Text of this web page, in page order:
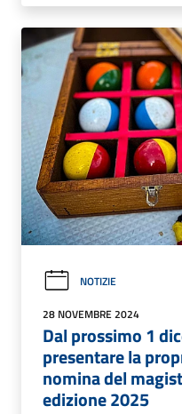
NOTIZIE
28 NOVEMBRE 2024
Dal prossimo 1
presentare la
nomina del
edizione 2025